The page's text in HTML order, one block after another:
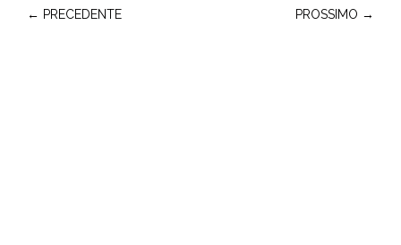
← PRECEDENTE PROSSIMO →